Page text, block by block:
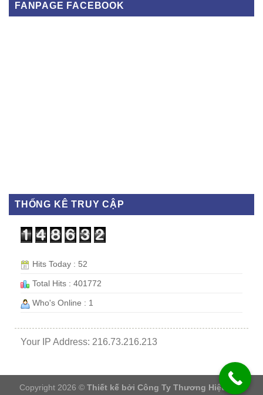
FANPAGE FACEBOOK
THỐNG KÊ TRUY CẬP
Hits Today : 52
Total Hits : 401772
Who's Online : 1
Your IP Address: 216.73.216.213
Copyright 2026 © Thiết kế bởi Công Ty Thương Hiệu Việt